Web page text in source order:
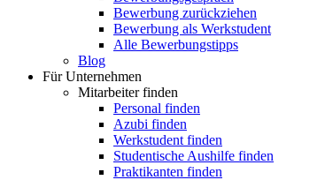
Bewerbung zurückziehen
Bewerbung als Werkstudent
Alle Bewerbungstipps
Blog
Für Unternehmen
Mitarbeiter finden
Personal finden
Azubi finden
Werkstudent finden
Studentische Aushilfe finden
Praktikanten finden